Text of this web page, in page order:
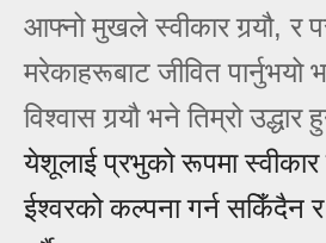
आफ्‍नो मुखले स्‍वीकार गर्‍यौ,र
मरेकाहरूबाट जीवित पार्नुभयो
विश्‍वास गर्‍यौ भने तिम्रो उद्धार
येशूलाई प्रभुको रूपमा स्वीकार
ईश्वरको कल्पना गर्न सकिँदैन